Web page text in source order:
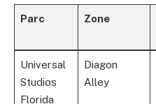
Parc Zone
Universal
Studios
Florida
Diagon
Alley